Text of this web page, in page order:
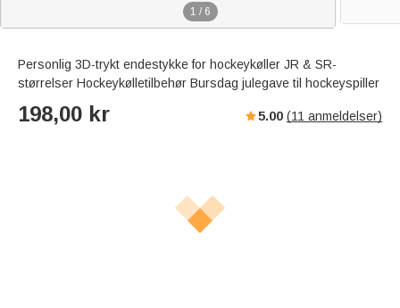
1 / 6
Personlig 3D-trykt endestykke for hockeykøller JR & SR-
størrelser Hockeykølletilbehør Bursdag julegave til hockeyspiller
198,00 kr 5.00 (11 anmeldelser)